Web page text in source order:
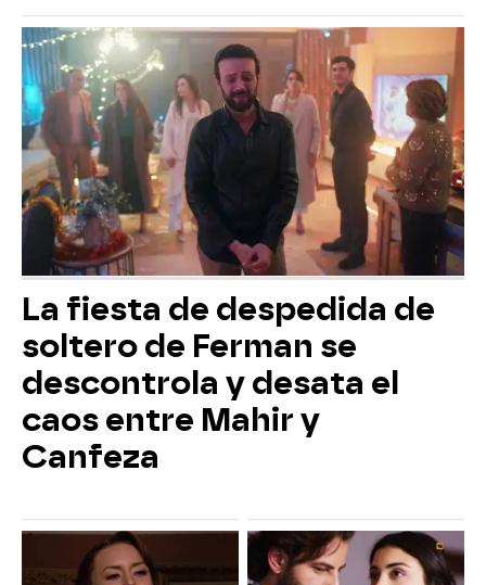
La fiesta de despedida de
soltero de Ferman se
descontrola y desata el
caos entre Mahir y
Canfeza